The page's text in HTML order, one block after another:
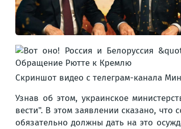
Скриншот видео с телеграм-канала
Узнав об этом, украинское
вести". В этом заявлении сказано,
обязательно должны дать на это